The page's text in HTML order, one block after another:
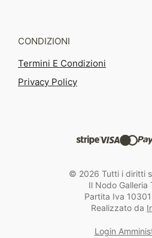
CONDIZIONI
Termini E Condizioni
Privacy Policy
© 2026 Tutti i diritti
Il Nodo Galleria
Partita Iva
Realizzato da
Login